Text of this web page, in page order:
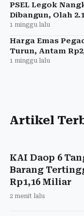
PSEL Legok
Dibangun, Olah
1 minggu lalu
Harga Emas
Turun, Antam
1 minggu lalu
Artikel
KAI Daop 6
Barang
Rp1,16 Miliar
2 menit lalu